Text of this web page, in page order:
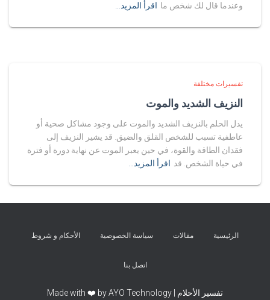
وعندما قال لك شخص ما اقرأ المزيد…
تفسيرات مختلفة
النزيف الشديد والموت
يدل الحلم بالنزيف الشديد والموت على وجود مشاكل صحية أو
عاطفية تسبب للشخص القلق والضيق. قد يشير النزيف إلى
فقدان الطاقة والقوة، في حين يعبر الموت عن نهاية دورة أو فترة
في حياة الشخص. قد اقرأ المزيد…
الرئيسية مقالات سياسة الخصوصية الأحكام و شروط
اتصل بنا
تفسير الأحلام | Made with ❤️ by AYO Technology